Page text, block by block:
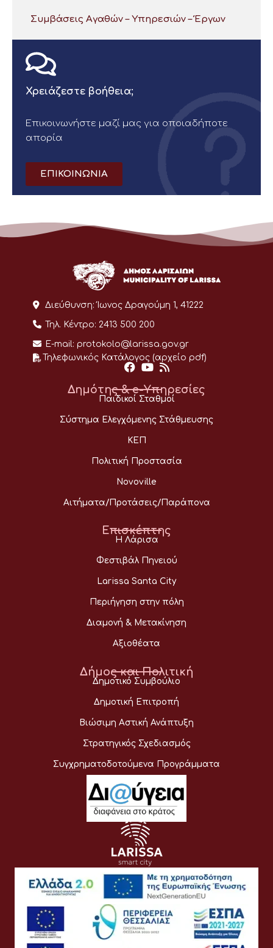
Συμβάσεις Αγαθών – Υπηρεσιών – Έργων
Χρειάζεστε βοήθεια;
Επικοινωνήστε μαζί μας για οποιαδήποτε
απορία
ΕΠΙΚΟΙΝΩΝΙΑ
Διεύθυνση: Ίωνος Δραγούμη 1, 41222
Τηλ. Κέντρο: 2413 500 200
E-mail: protokolo@larissa.gov.gr
Τηλεφωνικός Κατάλογος (αρχείο pdf)
Δημότης & e-Υπηρεσίες
Παιδικοί Σταθμοί
Σύστημα Ελεγχόμενης Στάθμευσης
ΚΕΠ
Πολιτική Προστασία
Novoville
Αιτήματα/Προτάσεις/Παράπονα
Επισκέπτης
Η Λάρισα
Φεστιβάλ Πηνειού
Larissa Santa City
Περιήγηση στην πόλη
Διαμονή & Μετακίνηση
Αξιοθέατα
Δήμος και Πολιτική
Δημοτικό Συμβούλιο
Δημοτική Επιτροπή
Βιώσιμη Αστική Ανάπτυξη
Στρατηγικός Σχεδιασμός
Συγχρηματοδοτούμενα Προγράμματα